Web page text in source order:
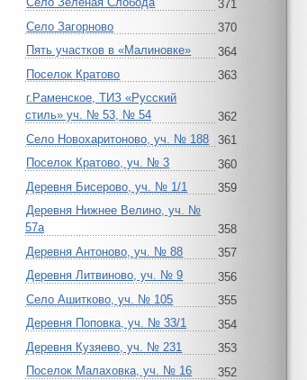
Село Зеленая Слобода
371
Село Загорново
370
Пять участков в «Малиновке»
364
Поселок Кратово
363
г.Раменское, ТИЗ «Русский
стиль» уч. № 53, № 54
362
Село Новохаритоново, уч. № 188
361
Поселок Кратово, уч. № 3
360
Деревня Бисерово, уч. № 1/1
359
Деревня Нижнее Велино, уч. №
57а
358
Деревня Антоново, уч. № 88
357
Деревня Литвиново, уч. № 9
356
Село Ашитково, уч. № 105
355
Деревня Поповка, уч. № 33/1
354
Деревня Кузяево, уч. № 231
353
Поселок Малаховка, уч. № 16
352